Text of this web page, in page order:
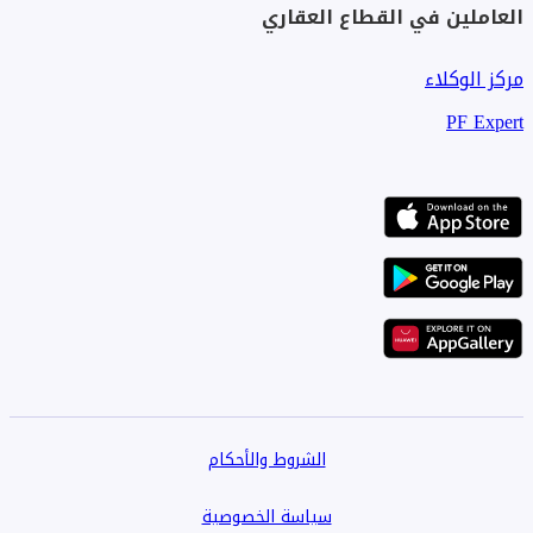
العاملين في القطاع العقاري
مركز الوكلاء
PF Expert
الشروط والأحكام
سياسة الخصوصية